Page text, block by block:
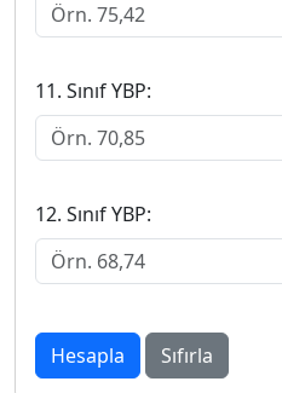
11. Sınıf YBP:
12. Sınıf YBP:
Hesapla Sıfırla